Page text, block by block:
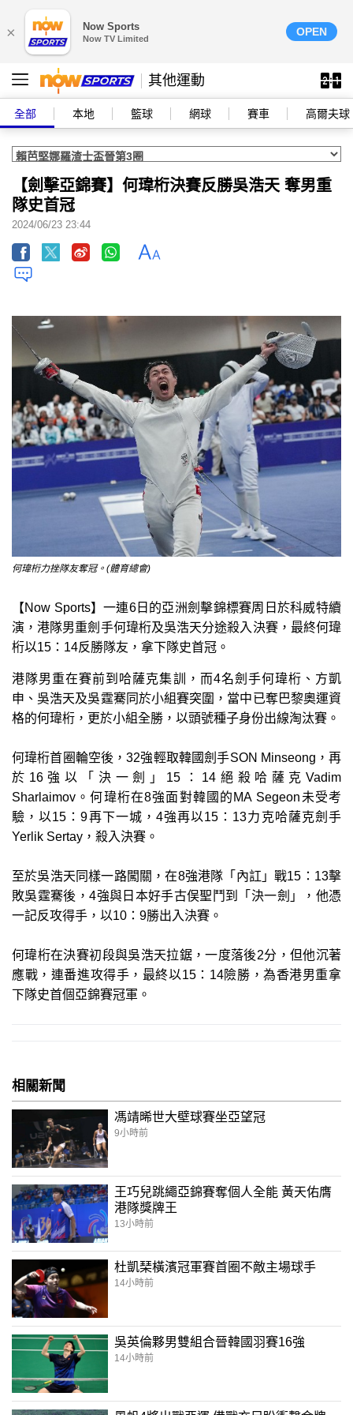
× Now Sports
Now TV Limited
OPEN
其他運動
全部 本地 籃球 網球 賽車 高爾夫球
【劍擊亞錦賽】何瑋桁決賽反勝吳浩天 奪男重
隊史首冠
2024/06/23 23:44
何瑋桁力挫隊友奪冠。(體育總會)
【Now Sports】一連6日的亞洲劍擊錦標賽周日於科威特續
演，港隊男重劍手何瑋桁及吳浩天分途殺入決賽，最終何瑋
桁以15：14反勝隊友，拿下隊史首冠。
港隊男重在賽前到哈薩克集訓，而4名劍手何瑋桁、方凱
申、吳浩天及吳霆騫同於小組賽突圍，當中已奪巴黎奧運資
格的何瑋桁，更於小組全勝，以頭號種子身份出線淘汰賽。
何瑋桁首圈輪空後，32強輕取韓國劍手SON Minseong，再
於16強以「決一劍」15：14絕殺哈薩克Vadim
Sharlaimov。何瑋桁在8強面對韓國的MA Segeon未受考
驗，以15：9再下一城，4強再以15：13力克哈薩克劍手
Yerlik Sertay，殺入決賽。
至於吳浩天同樣一路闖關，在8強港隊「內訌」戰15：13擊
敗吳霆騫後，4強與日本好手古俣聖鬥到「決一劍」，他憑
一記反攻得手，以10：9勝出入決賽。
何瑋桁在決賽初段與吳浩天拉鋸，一度落後2分，但他沉著
應戰，連番進攻得手，最終以15：14險勝，為香港男重拿
下隊史首個亞錦賽冠軍。
相關新聞
馮靖晞世大壁球賽坐亞望冠
9小時前
王巧兒跳繩亞錦賽奪個人全能 黃天佑膺
港隊獎牌王
13小時前
杜凱琹橫濱冠軍賽首圈不敵主場球手
14小時前
吳英倫夥男雙組合晉韓國羽賽16強
14小時前